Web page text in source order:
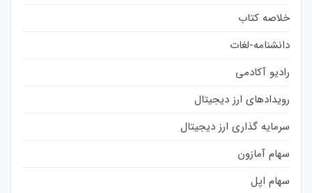
خلاصه کتاب
دانشنامه-لغات
رادیو آکادمی
رویدادهای ارز دیجیتال
سرمایه گذاری ارز دیجیتال
سهام آمازون
سهام اپل